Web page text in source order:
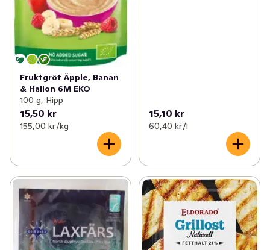
Fruktgröt Äpple, Banan
& Hallon 6M EKO
100 g, Hipp
15,50 kr
155,00 kr /kg
15,10 kr
60,40 kr /l